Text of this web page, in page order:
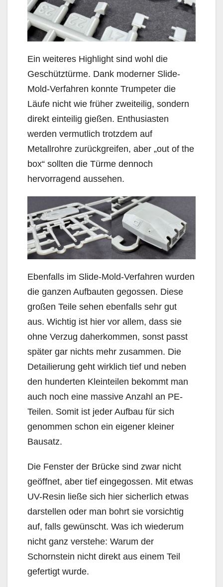
Ein weiteres Highlight sind wohl die
Geschütztürme. Dank moderner Slide-
Mold-Verfahren konnte Trumpeter die
Läufe nicht wie früher zweiteilig, sondern
direkt einteilig gießen. Enthusiasten
werden vermutlich trotzdem auf
Metallrohre zurückgreifen, aber „out of the
box“ sollten die Türme dennoch
hervorragend aussehen.
Ebenfalls im Slide-Mold-Verfahren wurden
die ganzen Aufbauten gegossen. Diese
großen Teile sehen ebenfalls sehr gut
aus. Wichtig ist hier vor allem, dass sie
ohne Verzug daherkommen, sonst passt
später gar nichts mehr zusammen. Die
Detailierung geht wirklich tief und neben
den hunderten Kleinteilen bekommt man
auch noch eine massive Anzahl an PE-
Teilen. Somit ist jeder Aufbau für sich
genommen schon ein eigener kleiner
Bausatz.
Die Fenster der Brücke sind zwar nicht
geöffnet, aber tief eingegossen. Mit etwas
UV-Resin ließe sich hier sicherlich etwas
darstellen oder man bohrt sie vorsichtig
auf, falls gewünscht. Was ich wiederum
nicht ganz verstehe: Warum der
Schornstein nicht direkt aus einem Teil
gefertigt wurde.